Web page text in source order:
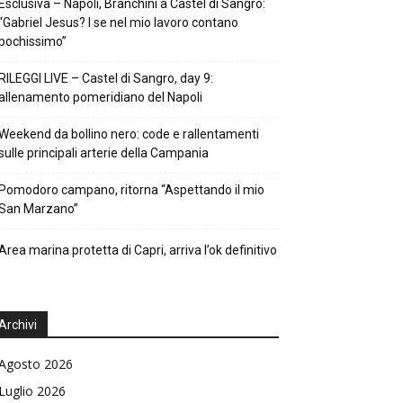
– Napoli, Branchini a Castel di Sangro:
Jesus? I se nel mio lavoro contano
LIVE – Castel di Sangro, day 9:
pomeridiano del Napoli
da bollino nero: code e rallentamenti
principali arterie della Campania
campano, ritorna “Aspettando il mio
Marzano”
marina protetta di Capri, arriva l’ok definitivo
2026
2026